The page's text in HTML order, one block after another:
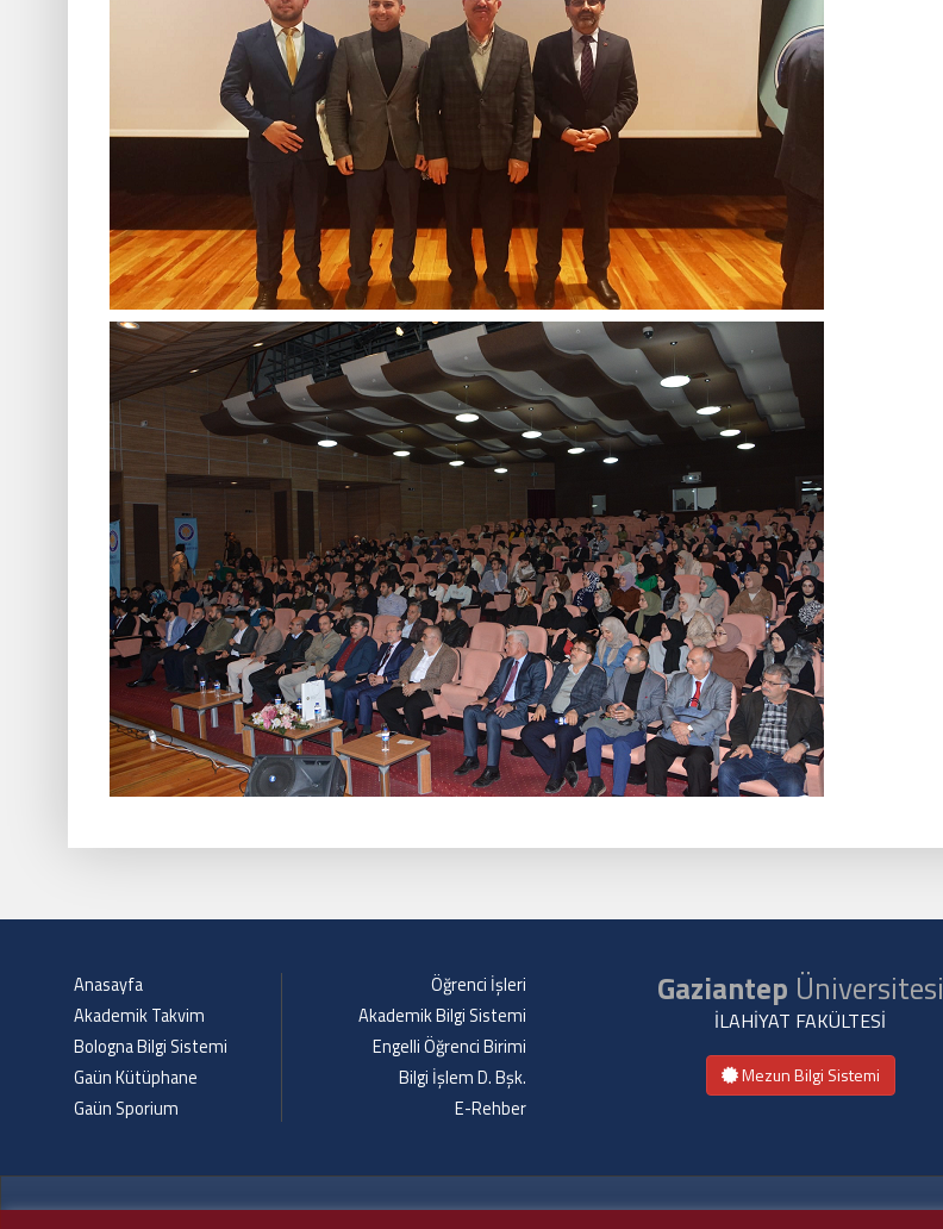
Anasayfa
Akademik Takvim
Bologna Bilgi Sistemi
Gaün Kütüphane
Gaün Sporium
Öğrenci İşleri
Akademik Bilgi Sistemi
Engelli Öğrenci Birimi
Bilgi İşlem D. Bşk.
E-Rehber
Gaziantep Üniversitesi
İLAHİYAT FAKÜLTESİ
Mezun Bilgi Sistemi